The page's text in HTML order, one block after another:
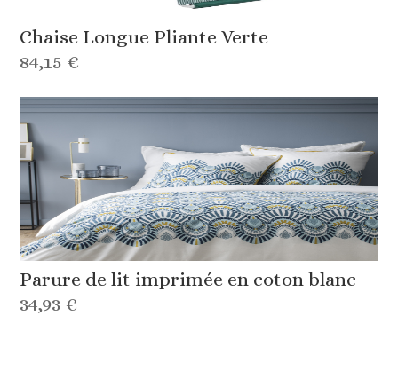
Chaise Longue Pliante Verte
84,15 €
Parure de lit imprimée en coton blanc
34,93 €